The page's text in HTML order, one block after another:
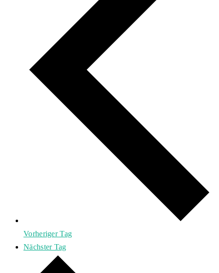
Vorheriger Tag
Nächster Tag